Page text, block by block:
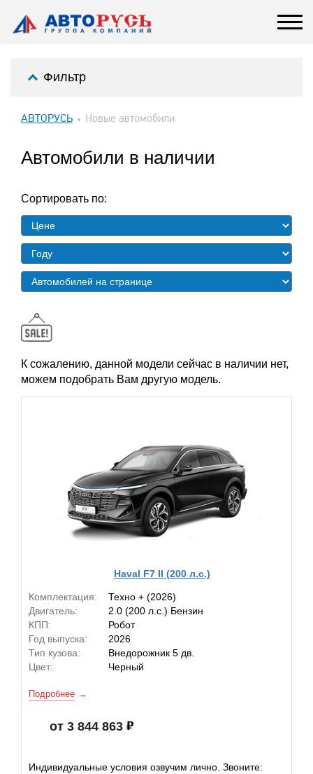
Фильтр
АВТОРУСЬ Новые автомобили
Автомобили в наличии
Сортировать по:
К сожалению, данной модели сейчас в наличии нет,
можем подобрать Вам другую модель.
Haval F7 II (200 л.с.)
Комплектация:
Техно + (2026)
Двигатель:
2.0 (200 л.с.) Бензин
КПП:
Робот
Год выпуска:
2026
Тип кузова:
Внедорожник 5 дв.
Цвет:
Черный
Подробнее
от 3 844 863
Индивидуальные условия озвучим лично. Звоните: